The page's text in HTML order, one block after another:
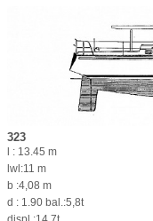
323
l : 13.45 m
lwl:11 m
b :4,08 m
d : 1.90 bal.:5,8t